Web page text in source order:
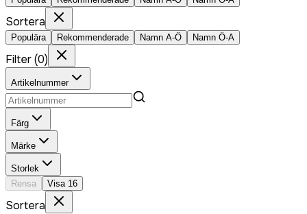
Sortera
Populära Rekommenderade Namn A-Ö Namn Ö-A
Filter(0)
Artikelnummer
Färg
Märke
Storlek
Rensa
Visa 16
Sortera